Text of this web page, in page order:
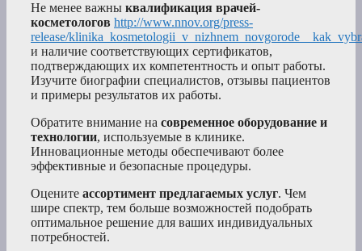
Не менее важны квалификация врачей-
косметологов http://www.nnov.org/press-
release/
и наличие соответствующих сертификатов,
подтверждающих их компетентность и опыт работы.
Изучите биографии специалистов, отзывы пациентов
и примеры результатов их работы.
Обратите внимание на современное оборудование и
технологии, используемые в клинике.
Инновационные методы обеспечивают более
эффективные и безопасные процедуры.
Оцените ассортимент предлагаемых услуг. Чем
шире спектр, тем больше возможностей подобрать
оптимальное решение для ваших индивидуальных
потребностей.